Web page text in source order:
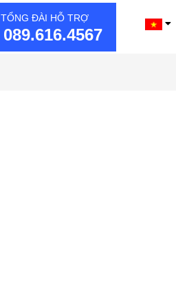
TỔNG ĐÀI HỖ TRỢ
089.616.4567